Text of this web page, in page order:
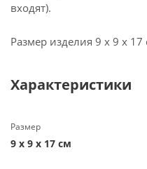
входят).
Размер изделия 9 х 9 х 17
Характеристики
Размер
9 х 9 х 17 см